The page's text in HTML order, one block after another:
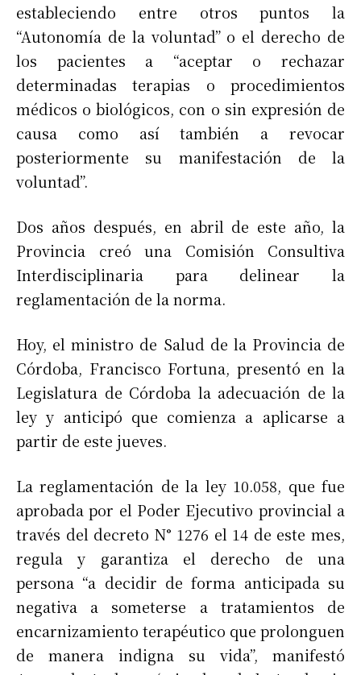
estableciendo entre otros puntos la
“Autonomía de la voluntad” o el derecho de
los pacientes a “aceptar o rechazar
determinadas terapias o procedimientos
médicos o biológicos, con o sin expresión de
causa como así también a revocar
posteriormente su manifestación de la
voluntad”.
Dos años después, en abril de este año, la
Provincia creó una Comisión Consultiva
Interdisciplinaria para delinear la
reglamentación de la norma.
Hoy, el ministro de Salud de la Provincia de
Córdoba, Francisco Fortuna, presentó en la
Legislatura de Córdoba la adecuación de la
ley y anticipó que comienza a aplicarse a
partir de este jueves.
La reglamentación de la ley 10.058, que fue
aprobada por el Poder Ejecutivo provincial a
través del decreto N° 1276 el 14 de este mes,
regula y garantiza el derecho de una
persona “a decidir de forma anticipada su
negativa a someterse a tratamientos de
encarnizamiento terapéutico que prolonguen
de manera indigna su vida”, manifestó